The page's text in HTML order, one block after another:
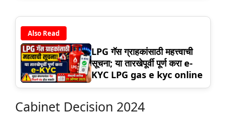
Also Read
LPG गॅस ग्राहकांसाठी महत्त्वाची
सूचना; या तारखेपूर्वी पूर्ण करा e-
KYC LPG gas e kyc online
Cabinet Decision 2024